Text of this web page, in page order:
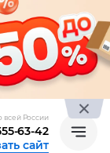
всей России
63-42
сайт